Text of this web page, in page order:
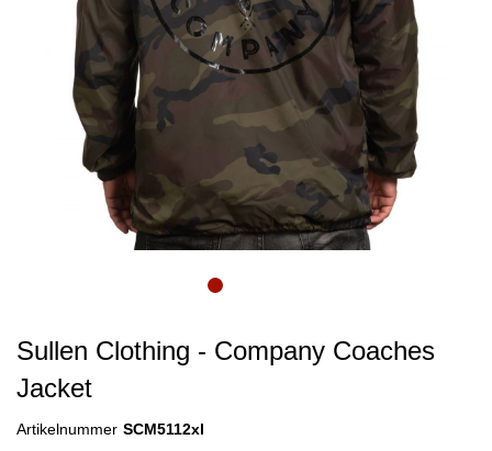
Sullen Clothing - Company Coaches
Jacket
Artikelnummer SCM5112xl